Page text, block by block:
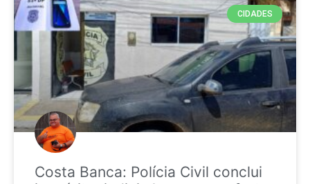
CIDADES
Costa Banca: Polícia Civil conclui